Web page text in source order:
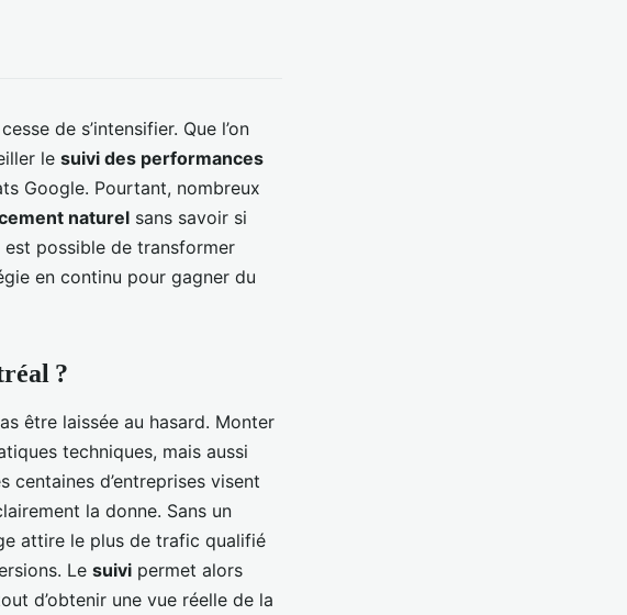
de s’intensifier. Que l’on
le suivi des performances
Google. Pourtant, nombreux
naturel sans savoir si
possible de transformer
en continu pour gagner du
?
être laissée au hasard. Monter
techniques, mais aussi
centaines d’entreprises visent
la donne. Sans un
attire le plus de trafic qualifié
Le suivi permet alors
d’obtenir une vue réelle de la